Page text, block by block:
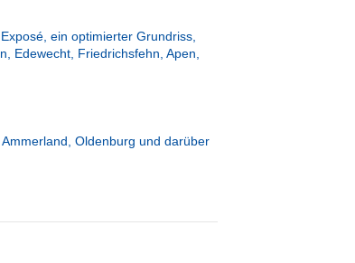
ein optimierter Grundriss,
Edewecht, Friedrichsfehn, Apen,
Oldenburg und darüber